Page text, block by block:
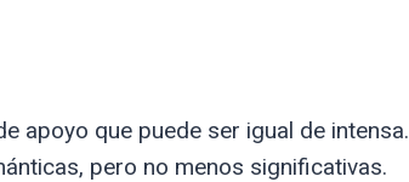
apoyo que puede ser igual de intensa.
pero no menos significativas.